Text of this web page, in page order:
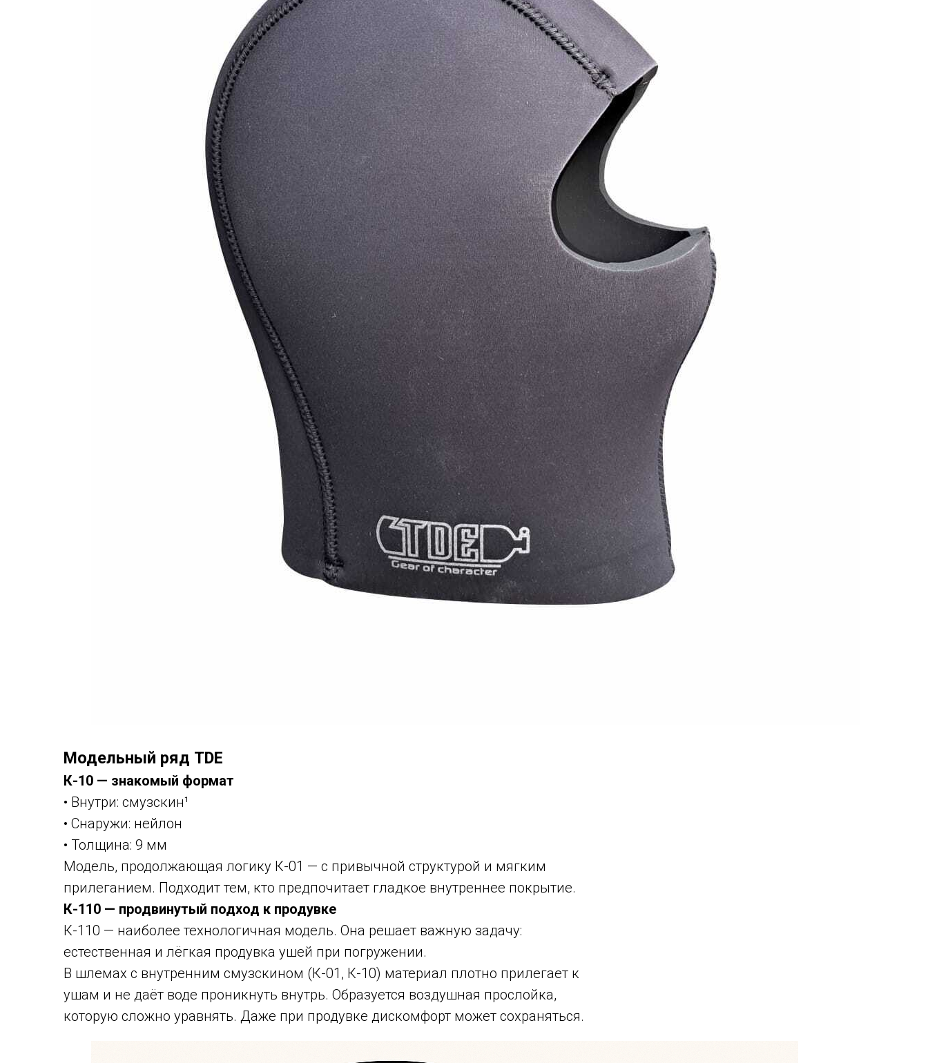
Модельный ряд TDE
К-10 — знакомый формат
• Внутри: смузскин¹
• Снаружи: нейлон
• Толщина: 9 мм
Модель, продолжающая логику К-01 — с привычной структурой и мягким
прилеганием. Подходит тем, кто предпочитает гладкое внутреннее покрытие.
К-110 — продвинутый подход к продувке
К-110 — наиболее технологичная модель. Она решает важную задачу:
естественная и лёгкая продувка ушей при погружении.
В шлемах с внутренним смузскином (К-01, К-10) материал плотно прилегает к
ушам и не даёт воде проникнуть внутрь. Образуется воздушная прослойка,
которую сложно уравнять. Даже при продувке дискомфорт может сохраняться.